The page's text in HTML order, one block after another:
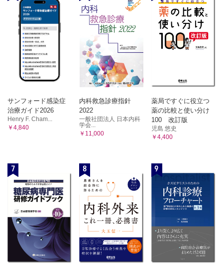
サンフォード感染症
治療ガイド2026
Henry F. Cham...
￥4,840
内科救急診療指針
2022
一般社団法人 日本内科
学会...
￥11,000
薬局ですぐに役立つ
薬の比較と使い分け
100 改訂版
児島 悠史
￥4,400
7 8 9